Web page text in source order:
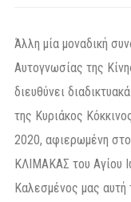
Άλλη μία μοναδική
Αυτογνωσίας της
διευθύνει
της Κυριάκος
2020, αφιερωμένη
ΚΛΙΜΑΚΑΣ του Αγίου
Καλεσμένος μας